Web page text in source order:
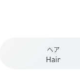
ヘア
Hair